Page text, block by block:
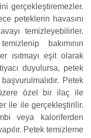
gerçekleştiremezler.
peteklerin havasını
temizleyebilirler.
bakımının
ısıtmayı eşit olarak
duyulursa, petek
Petek
özel bir ilaç ile
ile ile gerçekleştirilir.
veya kaloriferden
Petek temizleme